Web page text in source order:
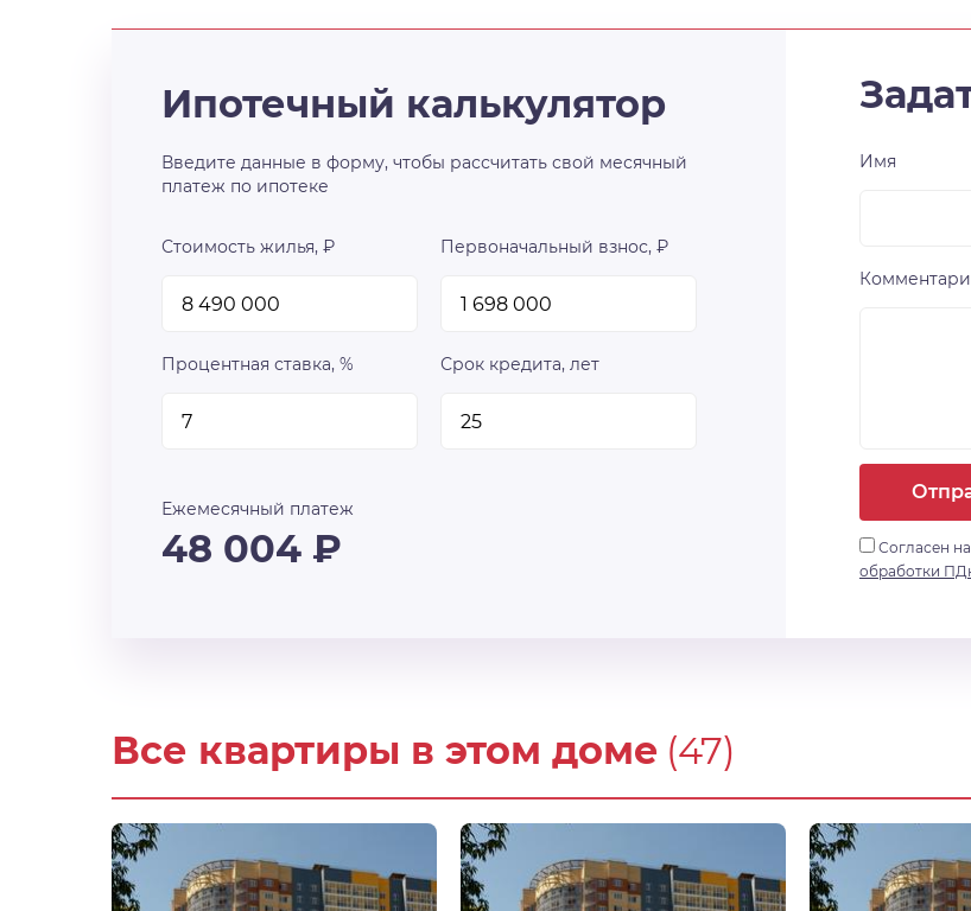
Ипотечный калькулятор
Введите данные в форму, чтобы рассчитать свой месячный
платеж по ипотеке
Стоимость жилья, ₽ Первоначальный взнос, ₽
Процентная ставка, % Срок кредита, лет
Ежемесячный платеж
48 004 ₽
Имя
Согласен
обработки
Все квартиры в этом доме (47)